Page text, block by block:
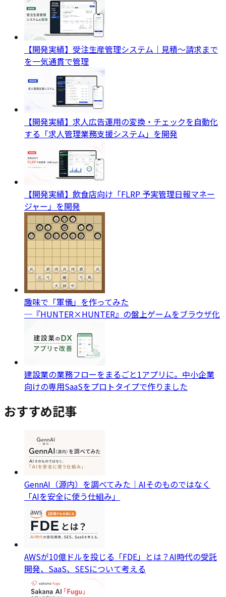
【開発実績】受注生産管理システム｜見積〜請求まで
を一気通貫で管理
【開発実績】求人広告運用の変換・チェックを自動化
する「求人管理業務支援システム」を開発
【開発実績】飲食店向け「FLRP 予実管理日報マネー
ジャー」を開発
趣味で「軍儀」を作ってみた
─『HUNTER×HUNTER』の盤上ゲームをブラウザ化
建設業の業務フローをまるごと1アプリに。中小企業
向けの専用SaaSをプロトタイプで作りました
おすすめ記事
GennAI（源内）を調べてみた｜AIそのものではなく
「AIを安全に使う仕組み」
AWSが10億ドルを投じる「FDE」とは？AI時代の受託
開発、SaaS、SESについて考える